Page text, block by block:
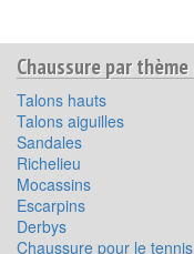
Chaussure par thème
Talons hauts
Talons aiguilles
Sandales
Richelieu
Mocassins
Escarpins
Derbys
Chaussure pour le tennis